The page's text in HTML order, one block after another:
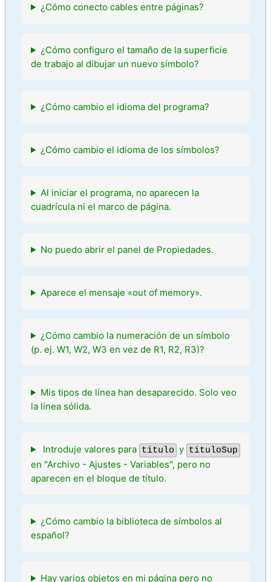
¿Cómo conecto cables entre páginas?
¿Cómo configuro el tamaño de la superficie
de trabajo al dibujar un nuevo símbolo?
¿Cómo cambio el idioma del programa?
¿Cómo cambio el idioma de los símbolos?
Al iniciar el programa, no aparecen la
cuadrícula ni el marco de página.
No puedo abrir el panel de Propiedades.
Aparece el mensaje «out of memory».
¿Cómo cambio la numeración de un símbolo
(p. ej. W1, W2, W3 en vez de R1, R2, R3)?
Mis tipos de línea han desaparecido. Solo veo
la línea sólida.
Introduje valores para titulo y tituloSup
en "Archivo - Ajustes - Variables", pero no
aparecen en el bloque de título.
¿Cómo cambio la biblioteca de símbolos al
español?
Hay varios objetos en mi página pero no